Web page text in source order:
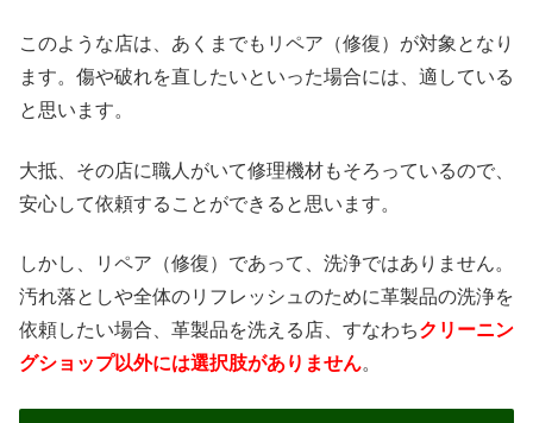
このような店は、あくまでもリペア（修復）が対象となり
ます。傷や破れを直したいといった場合には、適している
と思います。
大抵、その店に職人がいて修理機材もそろっているので、
安心して依頼することができると思います。
しかし、リペア（修復）であって、洗浄ではありません。
汚れ落としや全体のリフレッシュのために革製品の洗浄を
依頼したい場合、革製品を洗える店、すなわちクリーニン
グショップ以外には選択肢がありません。